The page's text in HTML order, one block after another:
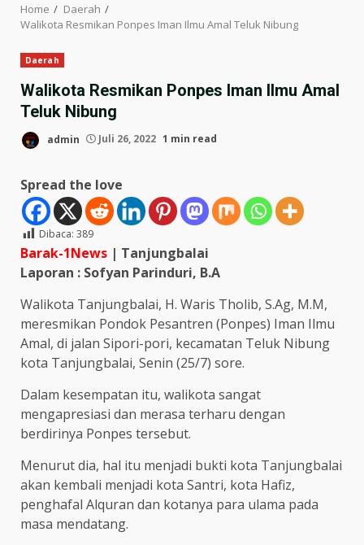
Home
Daerah
Walikota Resmikan Ponpes Iman Ilmu Amal Teluk Nibung
Daerah
Walikota Resmikan Ponpes Iman Ilmu Amal
Teluk Nibung
admin Juli 26, 2022 1 min read
Spread the love
Dibaca: 389
Barak-1News | Tanjungbalai
Laporan : Sofyan Parinduri, B.A
Walikota Tanjungbalai, H. Waris Tholib, S.Ag, M.M,
meresmikan Pondok Pesantren (Ponpes) Iman Ilmu
Amal, di jalan Sipori-pori, kecamatan Teluk Nibung
kota Tanjungbalai, Senin (25/7) sore.
Dalam kesempatan itu, walikota sangat
mengapresiasi dan merasa terharu dengan
berdirinya Ponpes tersebut.
Menurut dia, hal itu menjadi bukti kota Tanjungbalai
akan kembali menjadi kota Santri, kota Hafiz,
penghafal Alquran dan kotanya para ulama pada
masa mendatang.